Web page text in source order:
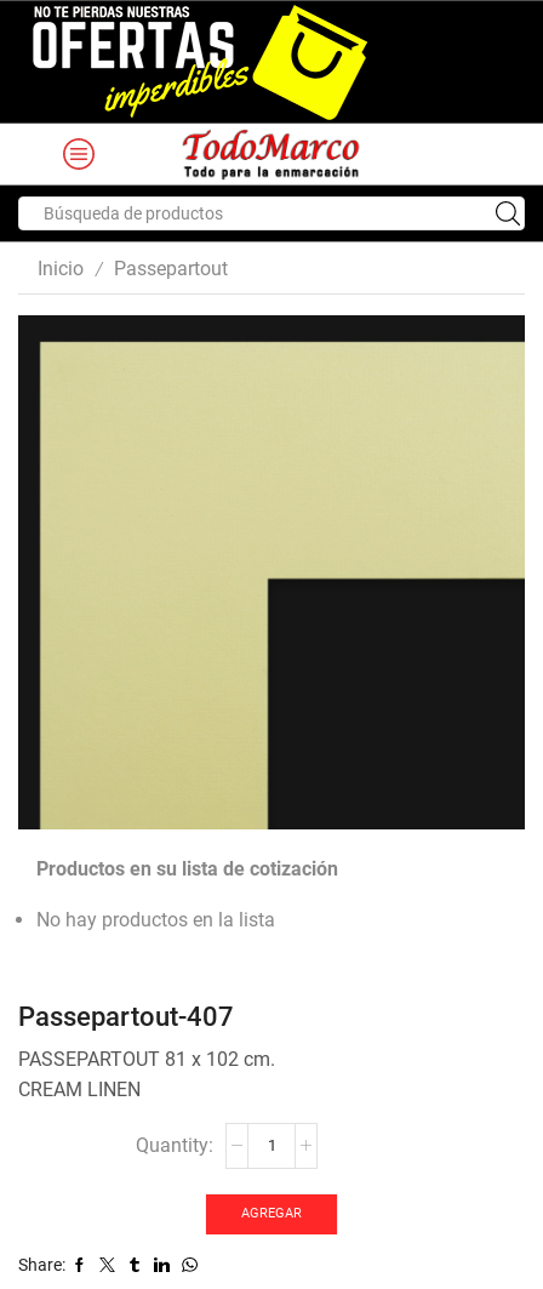
input
Inicio / Passepartout
Productos en su lista de cotización
No hay productos en la lista
Passepartout-407
PASSEPARTOUT 81 x 102 cm.
CREAM LINEN
AGREGAR
Share: